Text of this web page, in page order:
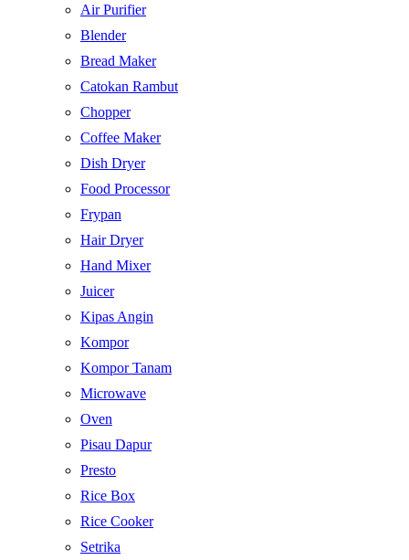
Air Purifier
Blender
Bread Maker
Catokan Rambut
Chopper
Coffee Maker
Dish Dryer
Food Processor
Frypan
Hair Dryer
Hand Mixer
Juicer
Kipas Angin
Kompor
Kompor Tanam
Microwave
Oven
Pisau Dapur
Presto
Rice Box
Rice Cooker
Setrika